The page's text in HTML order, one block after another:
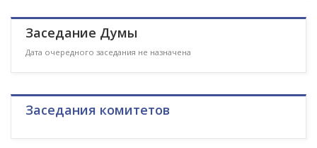
Заседание Думы
Дата очередного заседания не назначена
Заседания комитетов